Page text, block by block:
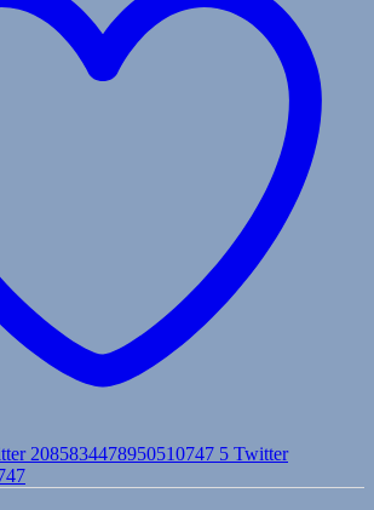
2085834478950510747 5 Twitter